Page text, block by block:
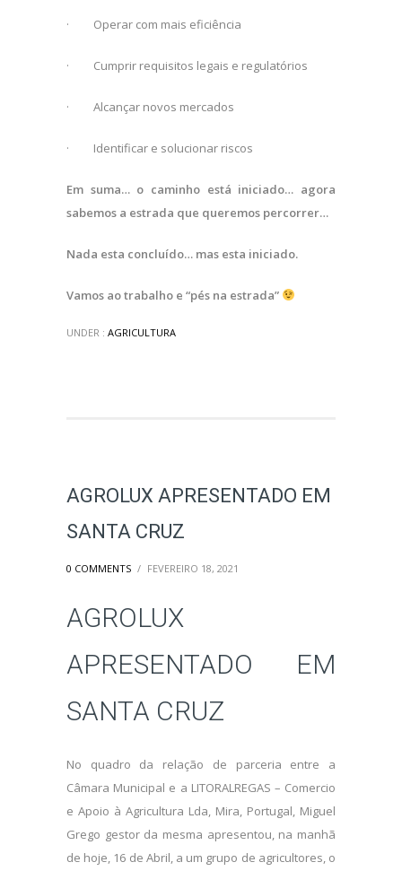
· Operar com mais eficiência
· Cumprir requisitos legais e regulatórios
· Alcançar novos mercados
· Identificar e solucionar riscos
Em suma… o caminho está iniciado… agora
sabemos a estrada que queremos percorrer…
Nada esta concluído… mas esta iniciado.
Vamos ao trabalho e “pés na estrada”
UNDER : AGRICULTURA
AGROLUX APRESENTADO EM
SANTA CRUZ
0 COMMENTS / FEVEREIRO 18, 2021
AGROLUX
APRESENTADO EM
SANTA CRUZ
No quadro da relação de parceria entre a
Câmara Municipal e a LITORALREGAS – Comercio
e Apoio à Agricultura Lda, Mira, Portugal, Miguel
Grego gestor da mesma apresentou, na manhã
de hoje, 16 de Abril, a um grupo de agricultores, o